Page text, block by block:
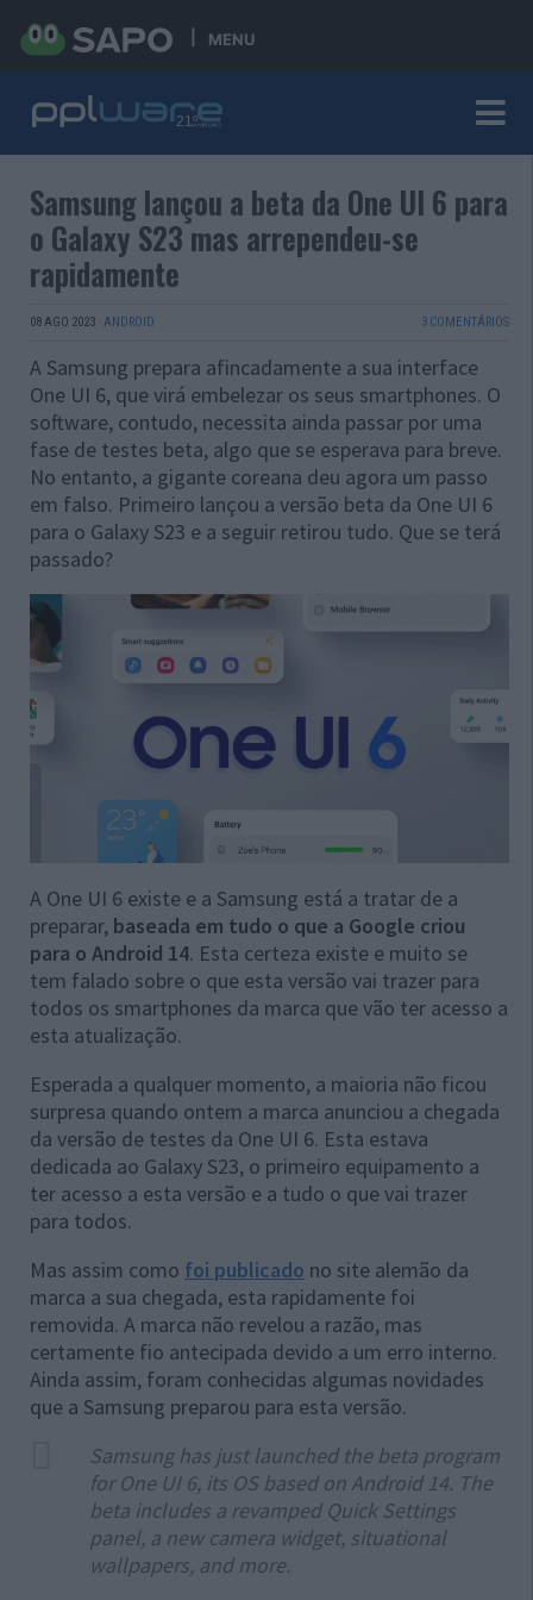
MENU
Samsung lançou a beta da One UI 6 para
o Galaxy S23 mas arrependeu-se
rapidamente
08 AGO 2023 · ANDROID 3 COMENTÁRIOS
A Samsung prepara afincadamente a sua interface
One UI 6, que virá embelezar os seus smartphones. O
software, contudo, necessita ainda passar por uma
fase de testes beta, algo que se esperava para breve.
No entanto, a gigante coreana deu agora um passo
em falso. Primeiro lançou a versão beta da One UI 6
para o Galaxy S23 e a seguir retirou tudo. Que se terá
passado?
A One UI 6 existe e a Samsung está a tratar de a
preparar, baseada em tudo o que a Google criou
para o Android 14. Esta certeza existe e muito se
tem falado sobre o que esta versão vai trazer para
todos os smartphones da marca que vão ter acesso a
esta atualização.
Esperada a qualquer momento, a maioria não ficou
surpresa quando ontem a marca anunciou a chegada
da versão de testes da One UI 6. Esta estava
dedicada ao Galaxy S23, o primeiro equipamento a
ter acesso a esta versão e a tudo o que vai trazer
para todos.
Mas assim como foi publicado no site alemão da
marca a sua chegada, esta rapidamente foi
removida. A marca não revelou a razão, mas
certamente fio antecipada devido a um erro interno.
Ainda assim, foram conhecidas algumas novidades
que a Samsung preparou para esta versão.
Samsung has just launched the beta program
for One UI 6, its OS based on Android 14. The
beta includes a revamped Quick Settings
panel, a new camera widget, situational
wallpapers, and more.